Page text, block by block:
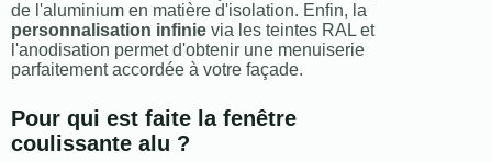
de l'aluminium en matière d'isolation. Enfin, la
personnalisation infinie via les teintes RAL et
l'anodisation permet d'obtenir une menuiserie
parfaitement accordée à votre façade.
Pour qui est faite la fenêtre
coulissante alu ?